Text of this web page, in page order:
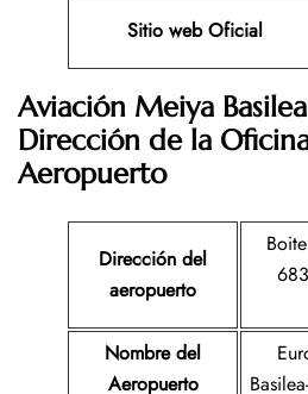
Sitio web Oficial
Aviación Meiya
Dirección de la
Aeropuerto
Dirección del
aeropuerto
Nombre del
Aeropuerto